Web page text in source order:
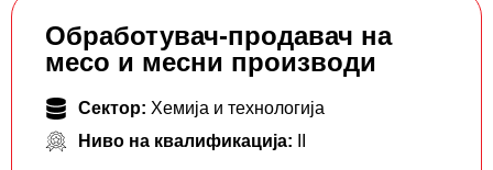
Обработувач-продавач на
месо и месни производи
Сектор: Хемија и технологија
Ниво на квалификација: